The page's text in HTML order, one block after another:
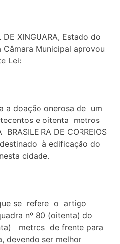
DE XINGUARA, Estado do
Municipal aprovou
Lei:
a doação onerosa de um
e oitenta metros
DE CORREIOS
destinado à edificação do
cidade.
se refere o artigo
nº 80 (oitenta) do
metros de frente para
devendo ser melhor